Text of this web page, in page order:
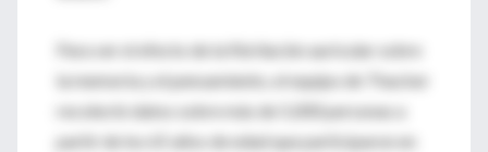
Para ver el efecto de la fibrilación auricular sobre
la memoria y el pensamiento, el equipo de Thacker
recolectó datos sobre más de 5,000 personas a
partir de los 65 años de edad que participaron en